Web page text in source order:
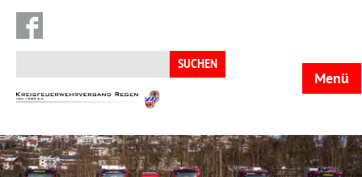
Suchen
nach:
KFV
Menü